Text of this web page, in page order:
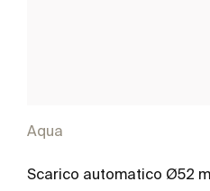
Aqua
Scarico automatico Ø52